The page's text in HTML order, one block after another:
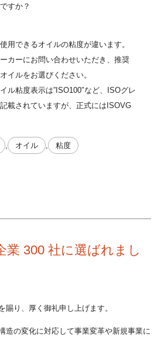
すか？
用できるオイルの粘度が違います。
カーにお問い合わせいただき、推奨
イルをお選びください。
ル粘度表示は”ISO100″など、ISOグレ
載されていますが、正式にはISOVG
, オイル , 粘度
業 300 社に選ばれまし
賜り、厚く御礼申し上げます。
造の変化に対応して事業変革や新規事業に